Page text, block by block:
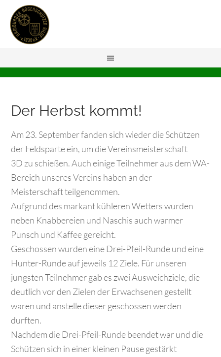
Der Herbst kommt!
Am 23. September fanden sich wieder die Schützen
der Feldsparte ein, um die Vereinsmeisterschaft
3D zu schießen. Auch einige Teilnehmer aus dem WA-
Bereich unseres Vereins haben an der
Meisterschaft teilgenommen.
Aufgrund des markant kühleren Wetters wurden
neben Knabbereien und Naschis auch warmer
Punsch und Kaffee gereicht.
Geschossen wurden eine Drei-Pfeil-Runde und eine
Hunter-Runde auf jeweils 12 Ziele. Für unseren
jüngsten Teilnehmer gab es zwei Ausweichziele, die
deutlich vor den Zielen der Erwachsenen gestellt
waren und anstelle dieser geschossen werden
durften.
Nachdem die Drei-Pfeil-Runde beendet war und die
Schützen sich in einer kleinen Pause gestärkt